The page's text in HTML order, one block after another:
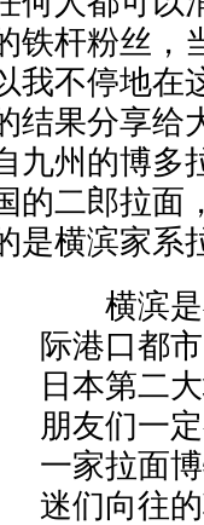
铁杆粉丝，
我不停地在
结果分享给
九州的博多
的二郎拉面
横滨家系
横滨是
际港口都
日本第二
朋友们一
一家拉面
迷们向往